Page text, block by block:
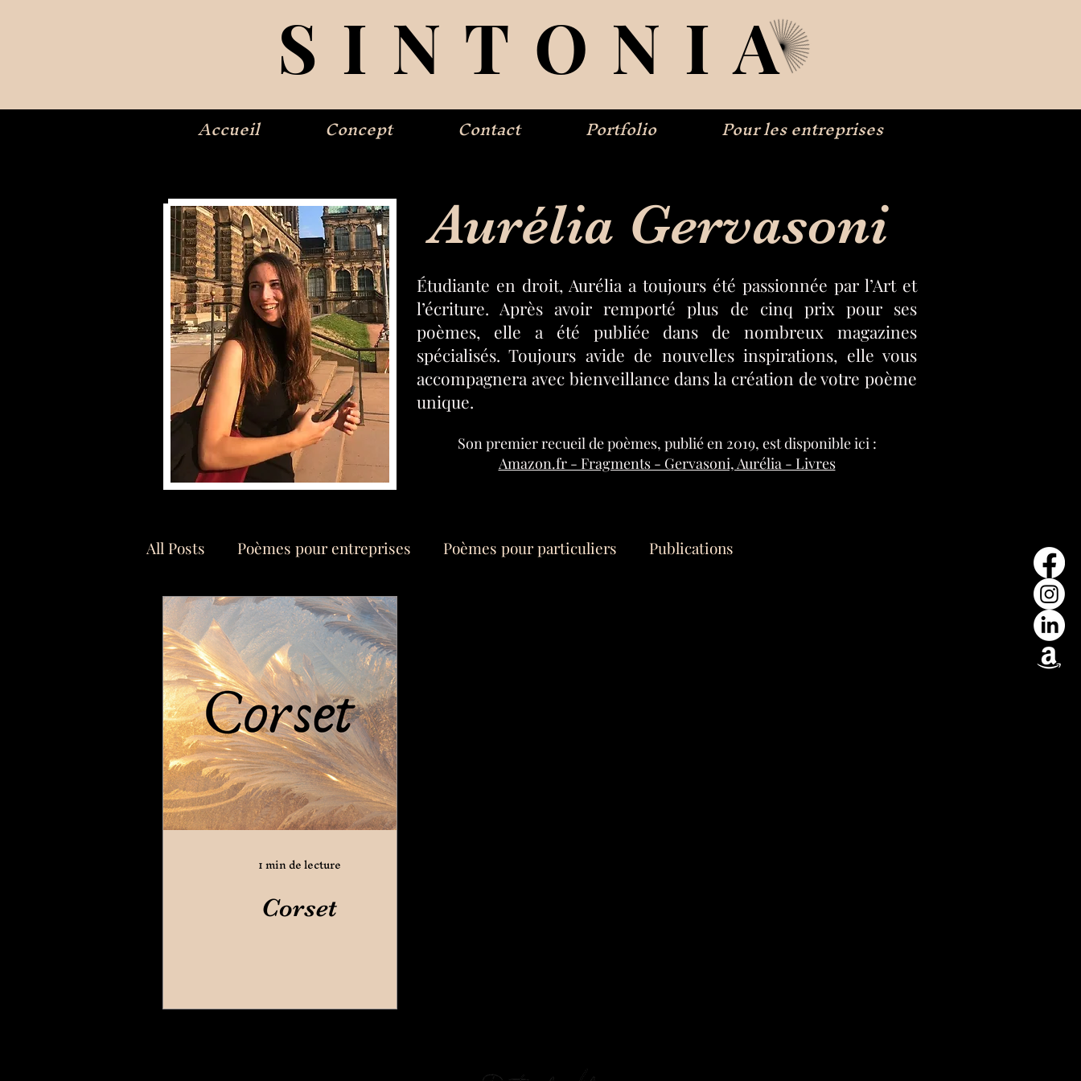
SINTONIA
Accueil Concept Contact Portfolio Pour les entreprises
Aurélia Gervasoni
Étudiante en droit, Aurélia a toujours été passionnée par l’Art et
l’écriture. Après avoir remporté plus de cinq prix pour ses
poèmes, elle a été publiée dans de nombreux magazines
spécialisés. Toujours avide de nouvelles inspirations, elle vous
accompagnera avec bienveillance dans la création de votre poème
unique.
Sonpremierrecueil de poèmes, publié en 2019, est disponible ici :
Amazon.fr - Fragments - Gervasoni, Aurélia - Livres
All Posts Poèmes pour entreprises Poèmes pour particuliers Publications
Corset
1 min de lecture